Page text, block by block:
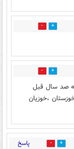
2
3
صد سال قبل
،خوزیان
10 پاسخ